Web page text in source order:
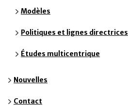
Modèles
Politiques et lignes directrices
Études multicentrique
Nouvelles
Contact